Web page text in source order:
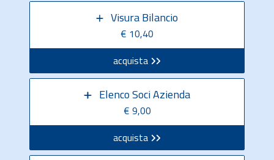
Visura Bilancio
€ 10,40
acquista
Elenco Soci Azienda
€ 9,00
acquista